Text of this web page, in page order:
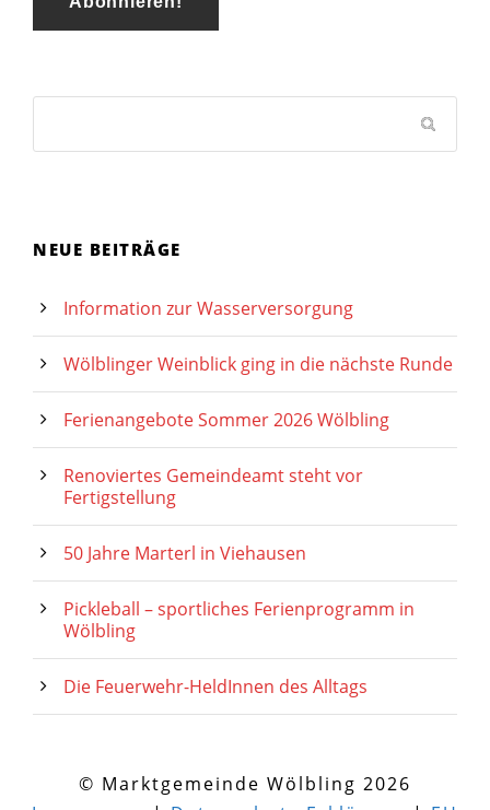
NEUE BEITRÄGE
Information zur Wasserversorgung
Wölblinger Weinblick ging in die nächste Runde
Ferienangebote Sommer 2026 Wölbling
Renoviertes Gemeindeamt steht vor
Fertigstellung
50 Jahre Marterl in Viehausen
Pickleball – sportliches Ferienprogramm in
Wölbling
Die Feuerwehr-HeldInnen des Alltags
© Marktgemeinde Wölbling 2026